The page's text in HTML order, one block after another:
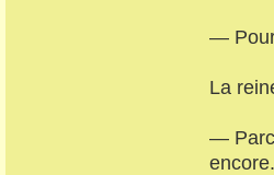
—
La
—